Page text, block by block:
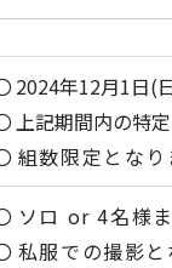
2024年12月1日(
上記期間内の特
組数限定となり
ソロ or 4名様
私服での撮影